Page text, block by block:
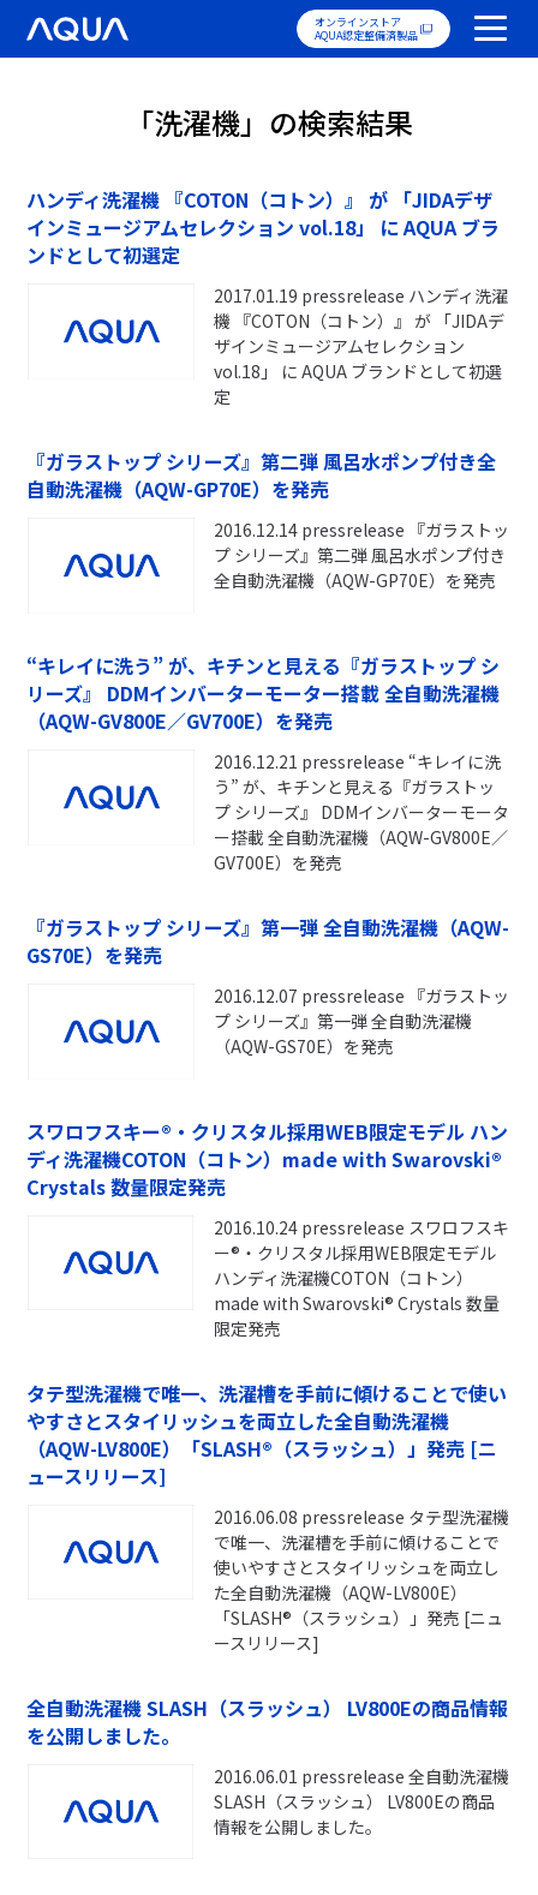
オンラインストア
AQUA認定整備済製品
「洗濯機」の検索結果
ハンディ洗濯機 『COTON（コトン）』 が 「JIDAデザ
インミュージアムセレクション vol.18」 に AQUA ブラ
ンドとして初選定
2017.01.19 pressrelease ハンディ洗濯
機 『COTON（コトン）』 が 「JIDAデ
ザインミュージアムセレクション
vol.18」 に AQUA ブランドとして初選
定
『ガラストップ シリーズ』第二弾 風呂水ポンプ付き全
自動洗濯機（AQW-GP70E）を発売
2016.12.14 pressrelease 『ガラストッ
プ シリーズ』第二弾 風呂水ポンプ付き
全自動洗濯機（AQW-GP70E）を発売
“キレイに洗う” が、キチンと見える『ガラストップ シ
リーズ』 DDMインバーターモーター搭載 全自動洗濯機
（AQW-GV800E／GV700E）を発売
2016.12.21 pressrelease “キレイに洗
う” が、キチンと見える『ガラストッ
プ シリーズ』 DDMインバーターモータ
ー搭載 全自動洗濯機（AQW-GV800E／
GV700E）を発売
『ガラストップ シリーズ』第一弾 全自動洗濯機（AQW-
GS70E）を発売
2016.12.07 pressrelease 『ガラストッ
プ シリーズ』第一弾 全自動洗濯機
（AQW-GS70E）を発売
スワロフスキー®・クリスタル採用WEB限定モデル ハン
ディ洗濯機COTON（コトン）made with Swarovski®
Crystals 数量限定発売
2016.10.24 pressrelease スワロフスキ
ー®・クリスタル採用WEB限定モデル
ハンディ洗濯機COTON（コトン）
made with Swarovski® Crystals 数量
限定発売
タテ型洗濯機で唯一、洗濯槽を手前に傾けることで使い
やすさとスタイリッシュを両立した全自動洗濯機
（AQW-LV800E）「SLASH®（スラッシュ）」発売 [ニ
ュースリリース]
2016.06.08 pressrelease タテ型洗濯機
で唯一、洗濯槽を手前に傾けることで
使いやすさとスタイリッシュを両立し
た全自動洗濯機（AQW-LV800E）
「SLASH®（スラッシュ）」発売 [ニュ
ースリリース]
全自動洗濯機 SLASH（スラッシュ） LV800Eの商品情報
を公開しました。
2016.06.01 pressrelease 全自動洗濯機
SLASH（スラッシュ） LV800Eの商品
情報を公開しました。